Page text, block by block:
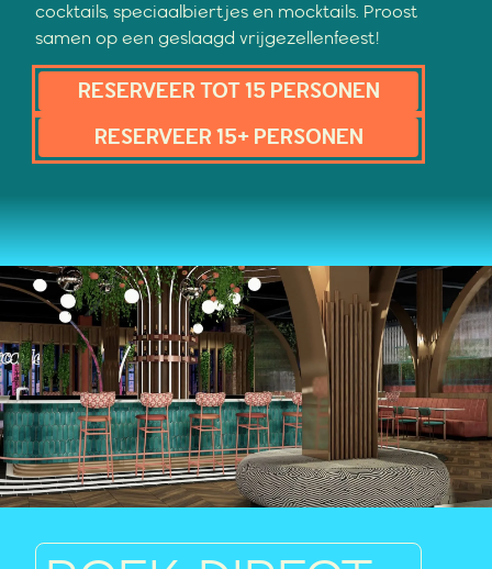
cocktails, speciaalbiertjes en mocktails. Proost
samen op een geslaagd vrijgezellenfeest!
RESERVEER TOT 15 PERSONEN
RESERVEER 15+ PERSONEN